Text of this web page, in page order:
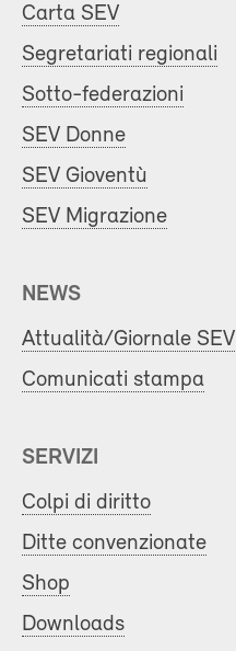
Carta SEV
Segretariati regionali
Sotto-federazioni
SEV Donne
SEV Gioventù
SEV Migrazione
NEWS
Attualità/Giornale SEV
Comunicati stampa
SERVIZI
Colpi di diritto
Ditte convenzionate
Shop
Downloads